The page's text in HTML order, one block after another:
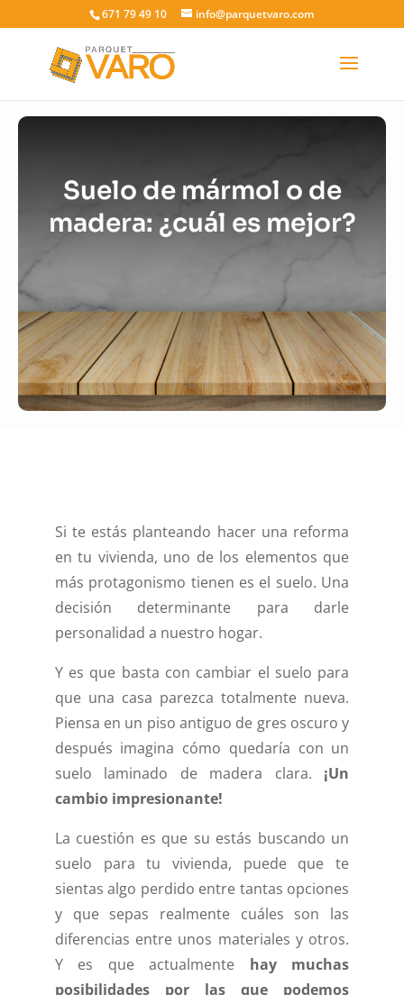
671 79 49 10 info@parquetvaro.com
Suelo de mármol o de
madera: ¿cuál es mejor?
Si te estás planteando hacer una reforma
en tu vivienda, uno de los elementos que
más protagonismo tienen es el suelo. Una
decisión determinante para darle
personalidad a nuestro hogar.
Y es que basta con cambiar el suelo para
que una casa parezca totalmente nueva.
Piensa en un piso antiguo de gres oscuro y
después imagina cómo quedaría con un
suelo laminado de madera clara. ¡Un
cambio impresionante!
La cuestión es que su estás buscando un
suelo para tu vivienda, puede que te
sientas algo perdido entre tantas opciones
y que sepas realmente cuáles son las
diferencias entre unos materiales y otros.
Y es que actualmente hay muchas
posibilidades por las que podemos